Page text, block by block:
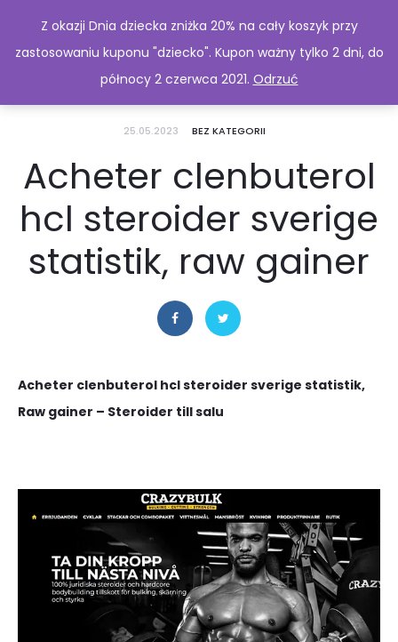
25.05.2023 BEZ KATEGORII
Acheter clenbuterol
hcl steroider sverige
statistik, raw gainer
Acheter clenbuterol hcl steroider sverige statistik,
Raw gainer – Steroider till salu
Z okazji Dnia dziecka zniżka 20% na cały koszyk przy
zastosowaniu kuponu "dziecko". Kupon ważny tylko 2 dni, do
północy 2 czerwca 2021. Odrzuć